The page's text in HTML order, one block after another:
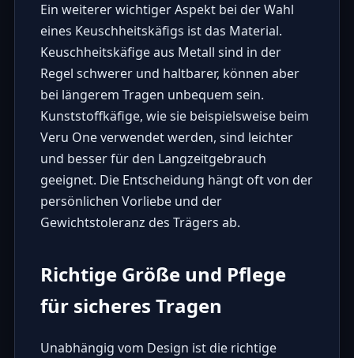
Ein weiterer wichtiger Aspekt bei der Wahl
eines Keuschheitskäfigs ist das Material.
Keuschheitskäfige aus Metall sind in der
Regel schwerer und haltbarer, können aber
bei längerem Tragen unbequem sein.
Kunststoffkäfige, wie sie beispielsweise beim
Veru One verwendet werden, sind leichter
und besser für den Langzeitgebrauch
geeignet. Die Entscheidung hängt oft von der
persönlichen Vorliebe und der
Gewichtstoleranz des Trägers ab.
Richtige Größe und Pflege
für sicheres Tragen
Unabhängig vom Design ist die richtige